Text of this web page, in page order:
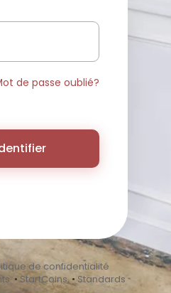
de passe oublié?
de confidentialité
• StartCoins•Standards